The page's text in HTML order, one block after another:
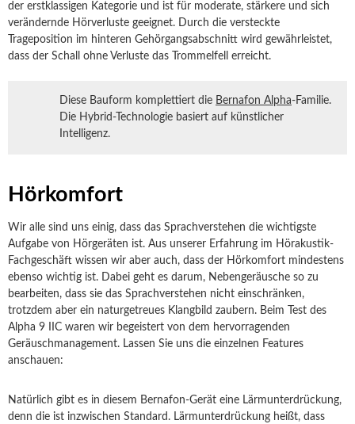
der erstklassigen Kategorie und ist für moderate, stärkere und sich
verändernde Hörverluste geeignet. Durch die versteckte
Trageposition im hinteren Gehörgangsabschnitt wird gewährleistet,
dass der Schall ohne Verluste das Trommelfell erreicht.
Diese Bauform komplettiert die Bernafon Alpha-Familie.
Die Hybrid-Technologie basiert auf künstlicher
Intelligenz.
Hörkomfort
Wir alle sind uns einig, dass das Sprachverstehen die wichtigste
Aufgabe von Hörgeräten ist. Aus unserer Erfahrung im Hörakustik-
Fachgeschäft wissen wir aber auch, dass der Hörkomfort mindestens
ebenso wichtig ist. Dabei geht es darum, Nebengeräusche so zu
bearbeiten, dass sie das Sprachverstehen nicht einschränken,
trotzdem aber ein naturgetreues Klangbild zaubern. Beim Test des
Alpha 9 IIC waren wir begeistert von dem hervorragenden
Geräuschmanagement. Lassen Sie uns die einzelnen Features
anschauen:
Natürlich gibt es in diesem Bernafon-Gerät eine Lärmunterdrückung,
denn die ist inzwischen Standard. Lärmunterdrückung heißt, dass